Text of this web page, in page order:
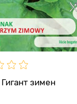
зимен